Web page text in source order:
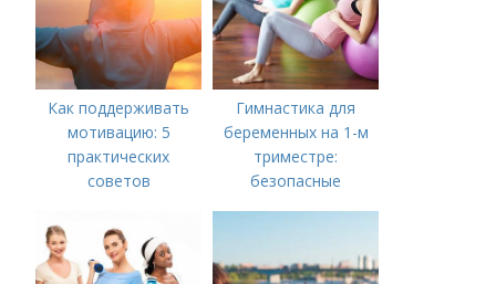
Как поддерживать
мотивацию: 5
практических
советов
Гимнастика для
беременных на 1-м
триместре:
безопасные